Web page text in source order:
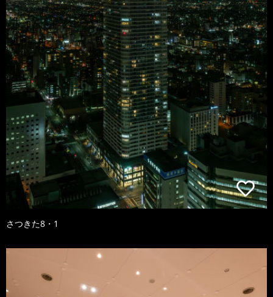
さつきた8・1